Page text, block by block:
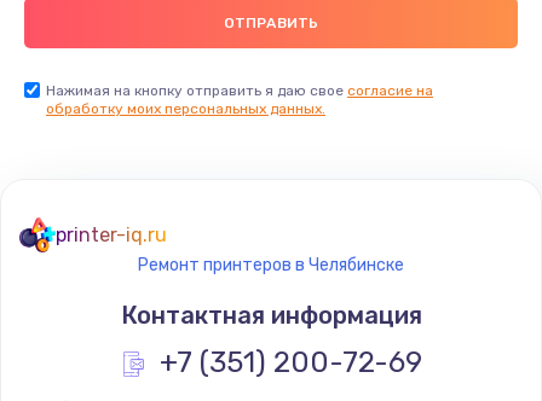
Нажимая на кнопку отправить я даю свое согласие на
обработку моих персональных данных.
printer-iq.ru
Ремонт принтеров в Челябинске
Контактная информация
+7 (351) 200-72-69